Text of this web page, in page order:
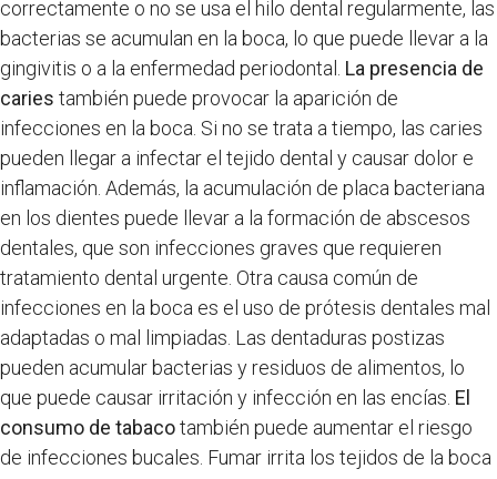
correctamente o no se usa el hilo dental regularmente, las
bacterias se acumulan en la boca, lo que puede llevar a la
gingivitis o a la enfermedad periodontal. La presencia de
caries también puede provocar la aparición de
infecciones en la boca. Si no se trata a tiempo, las caries
pueden llegar a infectar el tejido dental y causar dolor e
inflamación. Además, la acumulación de placa bacteriana
en los dientes puede llevar a la formación de abscesos
dentales, que son infecciones graves que requieren
tratamiento dental urgente. Otra causa común de
infecciones en la boca es el uso de prótesis dentales mal
adaptadas o mal limpiadas. Las dentaduras postizas
pueden acumular bacterias y residuos de alimentos, lo
que puede causar irritación y infección en las encías. El
consumo de tabacotambién puede aumentar el riesgo
de infecciones bucales. Fumar irrita los tejidos de la boca